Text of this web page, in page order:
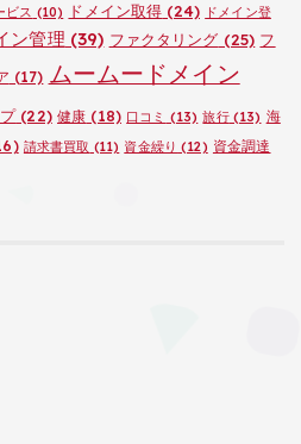
ビス (10) ドメイン取得 (24) ドメイン登
ン管理 (39) ファクタリング (25) フ
(17) ムームードメイン
(22) 健康 (18) 口コミ (13) 旅行(13) 海
請求書買取 (11) 資金繰り (12) 資金調達